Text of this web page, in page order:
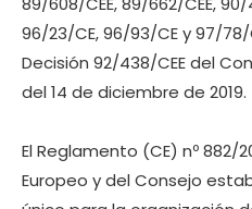
96/23/CE, 96/93/CE y 97/
Decisión 92/438/CEE del
del 14 de diciembre de 2019.
El Reglamento (CE) nº 882/
Europeo y del Consejo